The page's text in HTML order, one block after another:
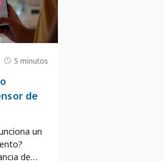
5 minutos
de
un
de